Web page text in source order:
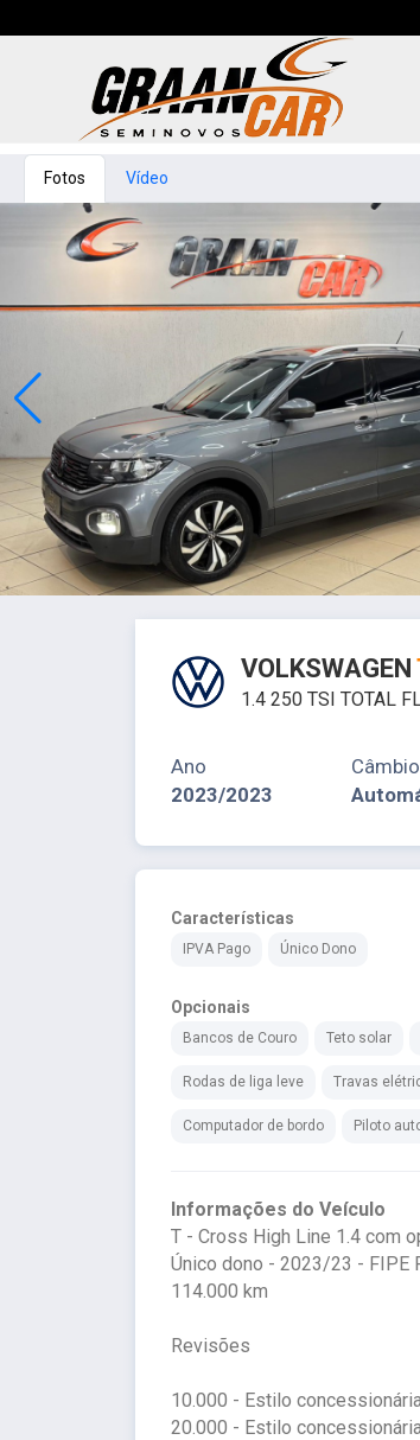
Fotos Vídeo
VOLKSWAGEN
1.4 250 TSI TOTAL
Ano
2023/2023
Câmbio
Características
IPVA Pago Único Dono
Opcionais
Bancos de Couro Teto solar
Rodas de liga leve Travas
Computador de bordo Piloto
Informações do Veículo
T - Cross High Line 1.4 com
Único dono - 2023/23 - FIPE
114.000 km
Revisões
10.000 - Estilo
20.000 - Estilo